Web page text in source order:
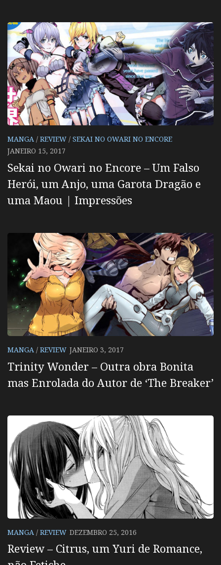
MANGA / REVIEW / SEKAI NO OWARI NO ENCORE
JANEIRO 15, 2017
Sekai no Owari no Encore – Um Falso
Herói, um Anjo, uma Garota Dragão e
uma Maou | Impressões
MANGA / REVIEW JANEIRO 3, 2017
Trinity Wonder – Outra obra Bonita
mas Enrolada do Autor de ‘The Breaker’
MANGA / REVIEW DEZEMBRO 25, 2016
Review – Citrus, um Yuri de Romance,